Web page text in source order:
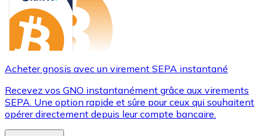
Acheter gnosis avec un virement SEPA instantané
Recevez vos GNO instantanément grâce aux virements
SEPA. Une option rapide et sûre pour ceux qui souhaitent
opérer directement depuis leur compte bancaire.